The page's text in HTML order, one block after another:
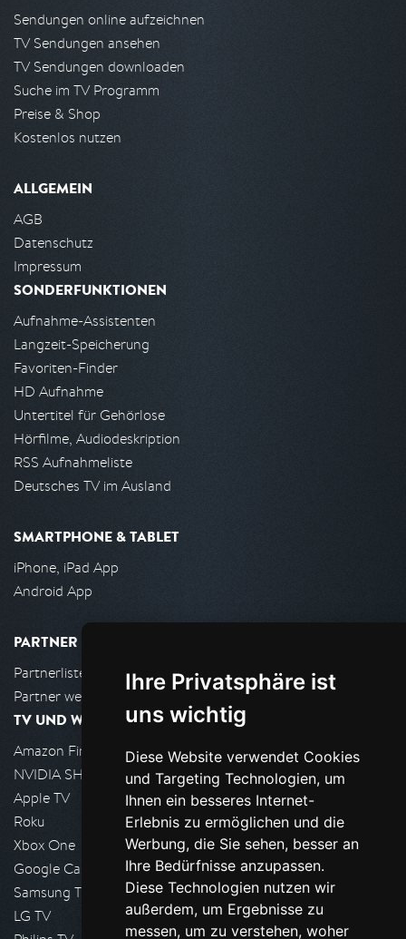
Ihre Privatsphäre ist
uns wichtig
Diese Website verwendet Cookies
und Targeting Technologien, um
Ihnen ein besseres Internet-
Erlebnis zu ermöglichen und die
Werbung, die Sie sehen, besser an
Ihre Bedürfnisse anzupassen.
Diese Technologien nutzen wir
außerdem, um Ergebnisse zu
messen, um zu verstehen, woher
Sendungen online aufzeichnen
TV Sendungen ansehen
TV Sendungen downloaden
Suche im TV Programm
Preise & Shop
Kostenlos nutzen
ALLGEMEIN
AGB
Datenschutz
Impressum
SONDERFUNKTIONEN
Aufnahme-Assistenten
Langzeit-Speicherung
Favoriten-Finder
HD Aufnahme
Untertitel für Gehörlose
Hörfilme, Audiodeskription
RSS Aufnahmeliste
Deutsches TV im Ausland
SMARTPHONE & TABLET
iPhone, iPad App
Android App
PARTNER
Partnerliste
Partner werden
TV UND WOHNZIMMER
Amazon FireTV
NVIDIA SHIELD, Google TV
Apple TV
Roku
Xbox One
Google Cast
Samsung TV
LG TV